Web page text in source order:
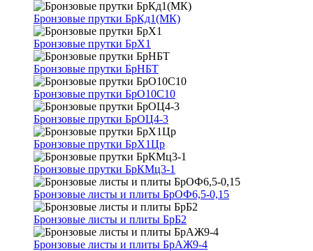
Бронзовые прутки БрКд1(МК)
Бронзовые прутки БрХ1
Бронзовые прутки БрНБТ
Бронзовые прутки БрО10С10
Бронзовые прутки БрОЦ4-3
Бронзовые прутки БрХ1Цр
Бронзовые прутки БрКМц3-1
Бронзовые листы и плиты БрОФ6,5-0,15
Бронзовые листы и плиты БрБ2
Бронзовые листы и плиты БрАЖ9-4